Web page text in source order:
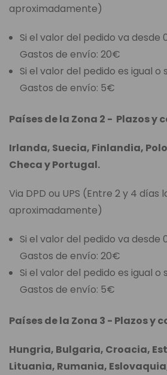
aproximadamente)
Si el valor del pedido va
Gastos de envío: 20€
Si el valor del pedido es igual o
Gastos de envío: 5€
Países de la Zona 2 - Plazos y
Irlanda, Suecia, Finlandia,
Checa y Portugal.
Via DPD ou UPS (Entre 2 y 4 días
aproximadamente)
Si el valor del pedido va
Gastos de envío: 20€
Si el valor del pedido es igual o
Gastos de envío: 5€
Países de la Zona 3 - Plazos y
Hungria, Bulgaria, Croacia,
Lituania, Rumania,